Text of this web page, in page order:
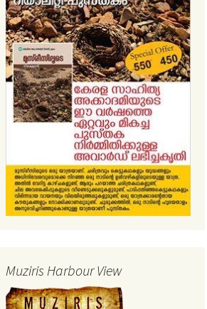
Muziris Harbour View